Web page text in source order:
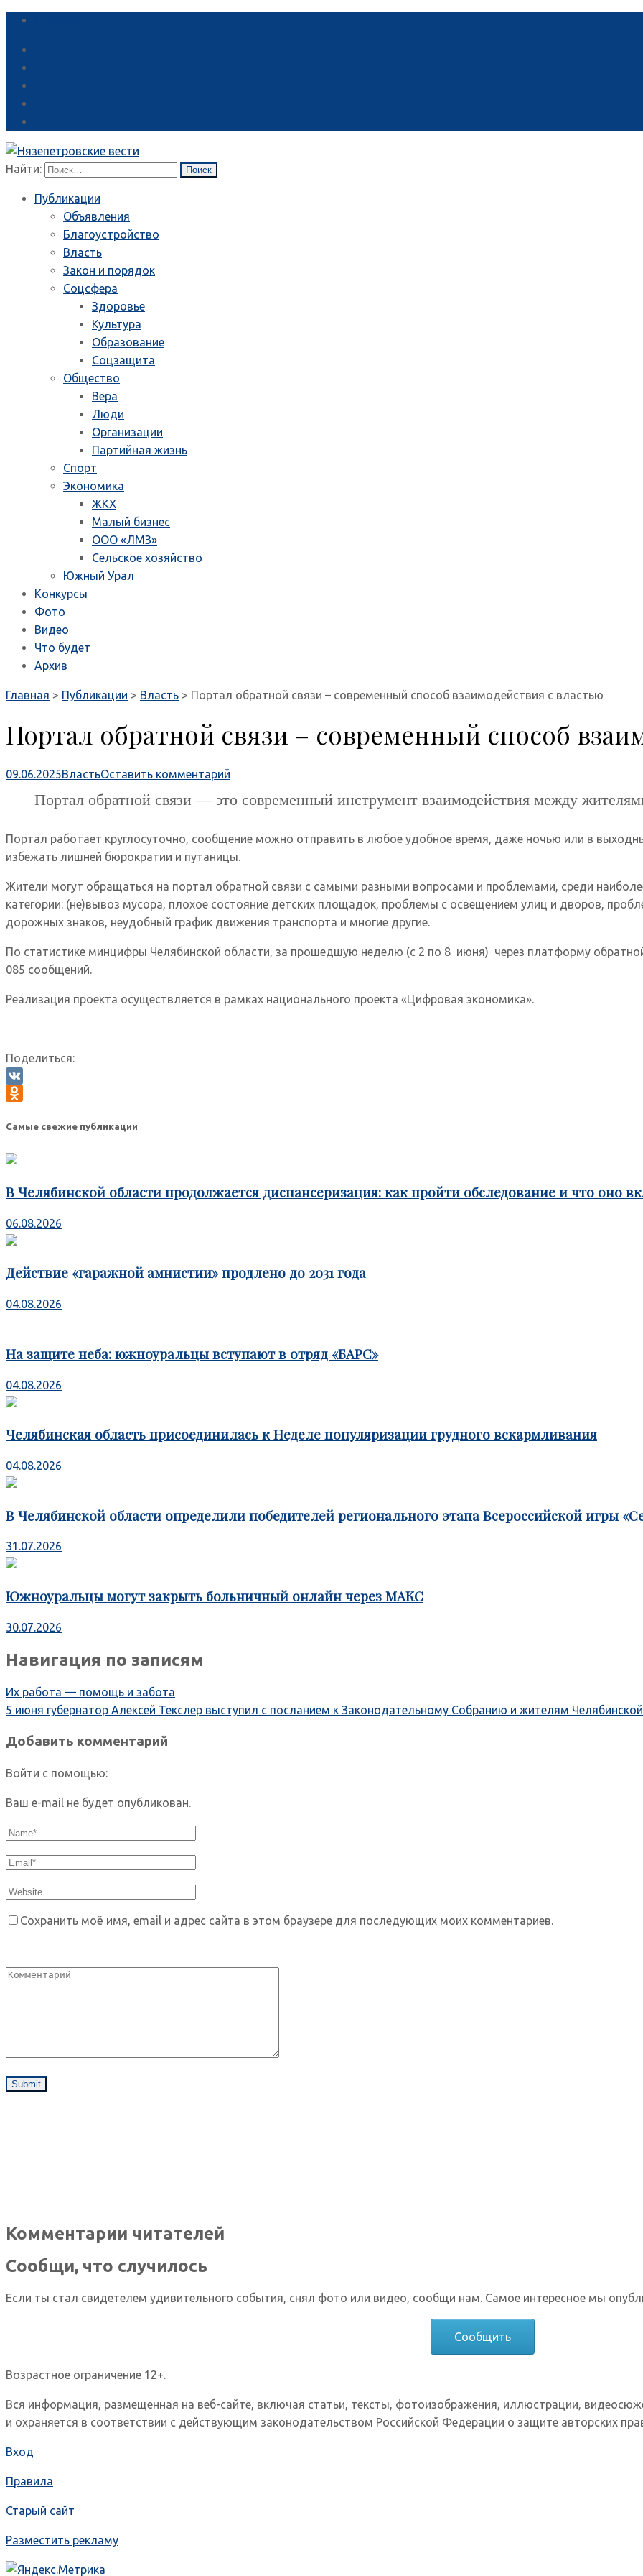
Найти:
Публикации
Объявления
Благоустройство
Власть
Закон и порядок
Соцсфера
Здоровье
Культура
Образование
Соцзащита
Общество
Вера
Люди
Организации
Партийная жизнь
Спорт
Экономика
ЖКХ
Малый бизнес
ООО «ЛМЗ»
Сельское хозяйство
Южный Урал
Конкурсы
Фото
Видео
Что будет
Архив
Главная > Публикации > Власть > Портал обратной связи – современный способ взаимодействия с властью
Портал обратной связи – современный способ
09.06.2025ВластьОставить комментарий
Портал обратной связи — это современный инструмент взаимодействия между
Портал работает круглосуточно, сообщение можно отправить в любое удобное время, даже ночью или в
избежать лишней бюрократии и путаницы.
Жители могут обращаться на портал обратной связи с самыми разными вопросами и проблемами, среди
категории: (не)вывоз мусора, плохое состояние детских площадок, проблемы с освещением улиц и дворов,
дорожных знаков, неудобный график движения транспорта и многие другие.
По статистике минцифры Челябинской области, за прошедшую неделю (с 2 по 8 июня) через платформу
085 сообщений.
Реализация проекта осуществляется в рамках национального проекта «Цифровая экономика».
Поделиться:
VK
Самые свежие публикации
В Челябинской области продолжается диспансеризация: как пройти обследование и что оно
06.08.2026
Действие «гаражной амнистии» продлено до 2031 года
04.08.2026
На защите неба: южноуральцы вступают в отряд «БАРС»
04.08.2026
Челябинская область присоединилась к Неделе популяризации грудного вскармливания
04.08.2026
В Челябинской области определили победителей регионального этапа Всероссийской игры
31.07.2026
Южноуральцы могут закрыть больничный онлайн через МАКС
30.07.2026
Навигация по записям
Их работа — помощь и забота
5 июня губернатор Алексей Текслер выступил с посланием к Законодательному Собранию и жителям
Добавить комментарий
Войти с помощью:
Ваш e-mail не будет опубликован.
Сохранить моё имя, email и адрес сайта в этом браузере для последующих моих комментариев.
Комментарии читателей
Сообщи, что случилось
Если ты стал свидетелем удивительного события, снял фото или видео, сообщи нам. Самое интересное мы
Сообщить
Возрастное ограничение 12+.
Вся информация, размещенная на веб-сайте, включая статьи, тексты, фотоизображения, иллюстрации,
и охраняется в соответствии с действующим законодательством Российской Федерации о защите авторских
Вход
Правила
Старый сайт
Разместить рекламу